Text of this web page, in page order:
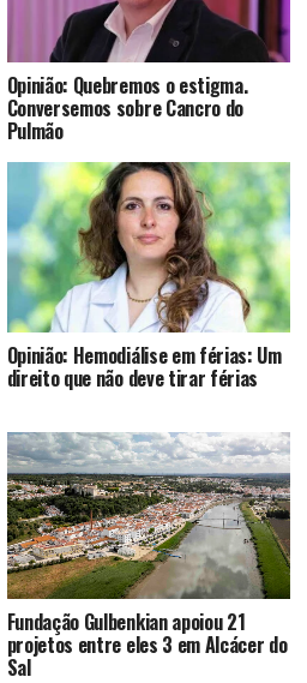
Opinião: Quebremos o estigma.
Conversemos sobre Cancro do
Pulmão
Opinião: Hemodiálise em férias: Um
direito que não deve tirar férias
Fundação Gulbenkian apoiou 21
projetos entre eles 3 em Alcácer do
Sal